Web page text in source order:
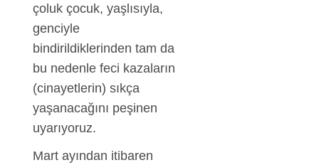
çoluk çocuk, yaşlısıyla,
genciyle
bindirildiklerinden tam da
bu nedenle feci kazaların
(cinayetlerin) sıkça
yaşanacağını peşinen
uyarıyoruz.
Mart ayından itibaren